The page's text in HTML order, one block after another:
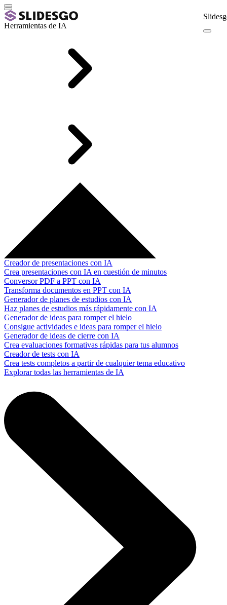
Herramientas de IA
Creador de presentaciones con IA
Crea presentaciones con IA en cuestión de minutos
Conversor PDF a PPT con IA
Transforma documentos en PPT con IA
Generador de planes de estudios con IA
Haz planes de estudios más rápidamente con IA
Generador de ideas para romper el hielo
Consigue actividades e ideas para romper el hielo
Generador de ideas de cierre con IA
Crea evaluaciones formativas rápidas para tus alumnos
Creador de tests con IA
Crea tests completos a partir de cualquier tema educativo
Explorar todas las herramientas de IA